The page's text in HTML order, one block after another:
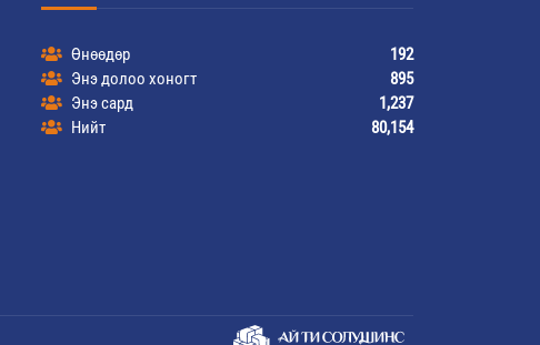
Өнөөдөр
192
Энэ долоо хоногт
895
Энэ сард
1,237
Нийт
80,154